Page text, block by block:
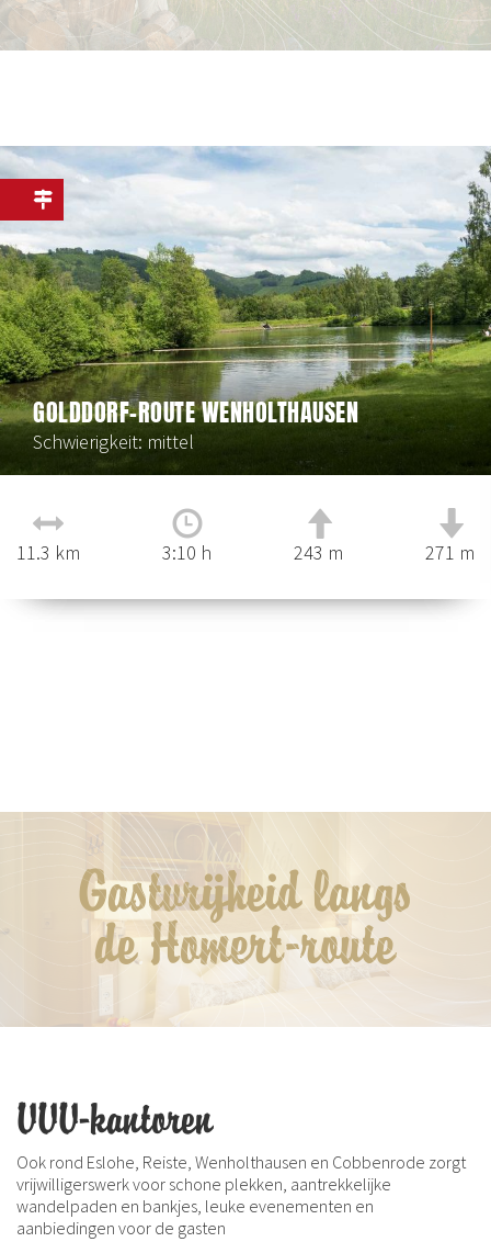
GOLDDORF-ROUTE WENHOLTHAUSEN
Schwierigkeit: mittel
11.3 km 3:10 h 243 m 271 m
Gastvrijheid langs
de Homert-route
VVV-kantoren
Ook rond Eslohe, Reiste, Wenholthausen en Cobbenrode zorgt
vrijwilligerswerk voor schone plekken, aantrekkelijke
wandelpaden en bankjes, leuke evenementen en
aanbiedingen voor de gasten